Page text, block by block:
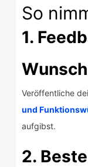
So
1.
Veröffentliche
und
aufgibst.
2.